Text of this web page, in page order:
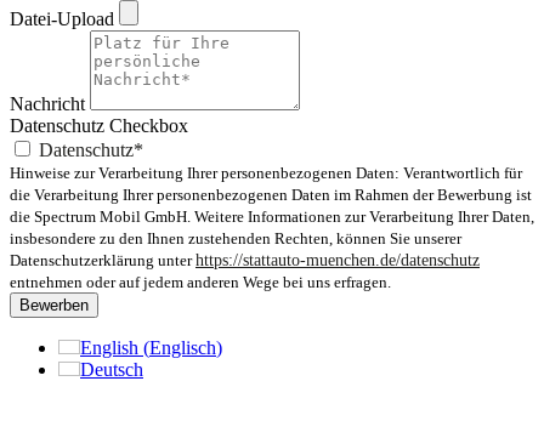
Datei-Upload
Nachricht
Datenschutz Checkbox
Datenschutz*
Hinweise zur Verarbeitung Ihrer personenbezogenen Daten: Verantwortlich für
die Verarbeitung Ihrer personenbezogenen Daten im Rahmen der Bewerbung ist
die Spectrum Mobil GmbH. Weitere Informationen zur Verarbeitung Ihrer Daten,
insbesondere zu den Ihnen zustehenden Rechten, können Sie unserer
Datenschutzerklärung unterhttps://stattauto-muenchen.de/datenschutz
entnehmen oder auf jedem anderen Wege bei uns erfragen.
Bewerben
English (Englisch)
Deutsch